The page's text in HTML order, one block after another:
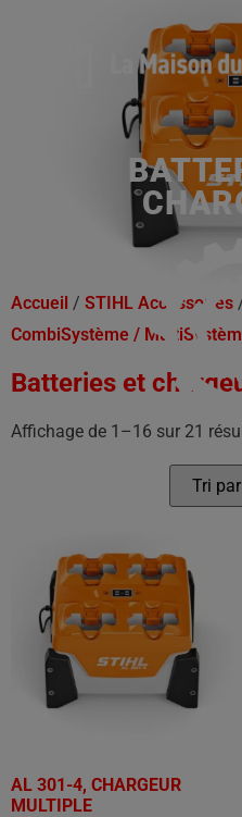
Accueil / STIHL Accessoires
CombiSystème /
Batteries et
Affichage de 1–16 sur 21
AL 301-4, CHARGEUR
MULTIPLE